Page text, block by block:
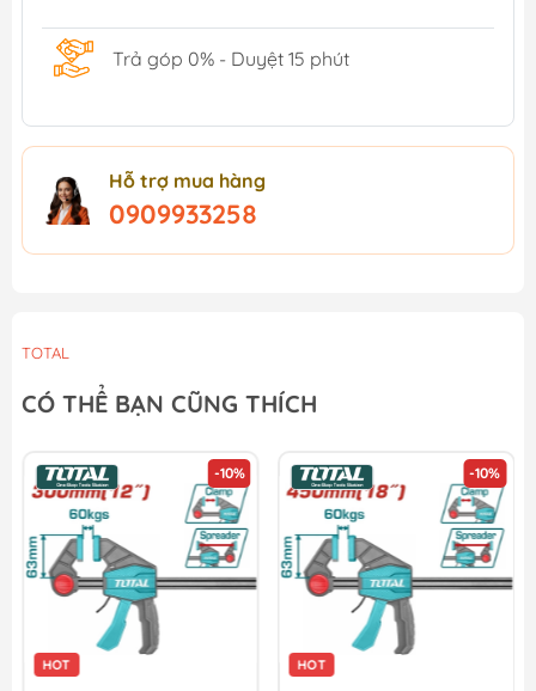
Trả góp 0% - Duyệt 15 phút
Hỗ trợ mua hàng
0909933258
TOTAL
CÓ THỂ BẠN CŨNG THÍCH
-10%
HOT
-10%
HOT